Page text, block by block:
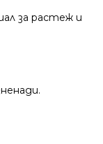
за растеж и